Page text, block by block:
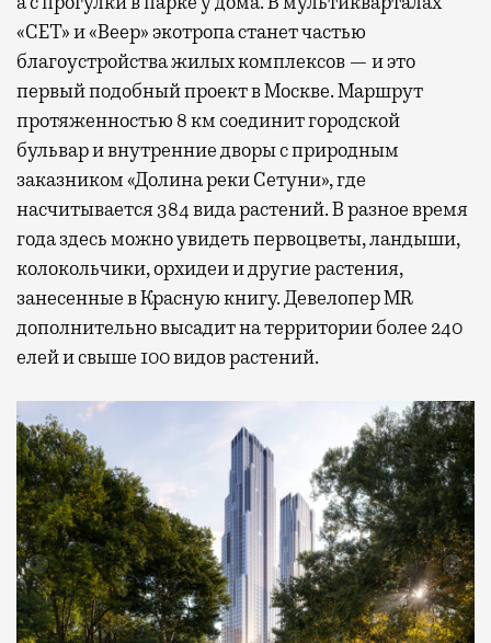
«СЕТ» и «Веер» экотропа станет частью
благоустройства жилых комплексов — и это
первый подобный проект в Москве. Маршрут
протяженностью 8 км соединит городской
бульвар и внутренние дворы с природным
заказником «Долина реки Сетуни», где
насчитывается 384 вида растений. В разное время
года здесь можно увидеть первоцветы, ландыши,
колокольчики, орхидеи и другие растения,
занесенные в Красную книгу. Девелопер MR
дополнительно высадит на территории более 240
елей и свыше 100 видов растений.